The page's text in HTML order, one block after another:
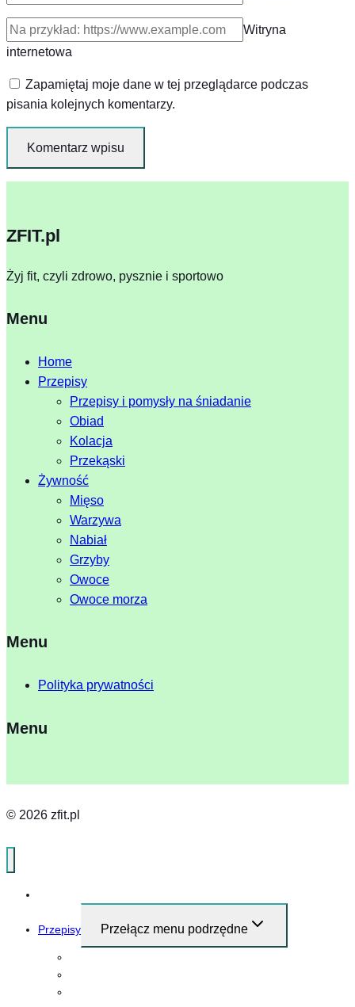
Witryna
internetowa
Zapamiętaj moje dane w tej przeglądarce podczas
pisania kolejnych komentarzy.
ZFIT.pl
Żyj fit, czyli zdrowo, pysznie i sportowo
Menu
Home
Przepisy
Przepisy i pomysły na śniadanie
Obiad
Kolacja
Przekąski
Żywność
Mięso
Warzywa
Nabiał
Grzyby
Owoce
Owoce morza
Menu
Polityka prywatności
Menu
© 2026 zfit.pl
Przepisy Przełącz menu podrzędne